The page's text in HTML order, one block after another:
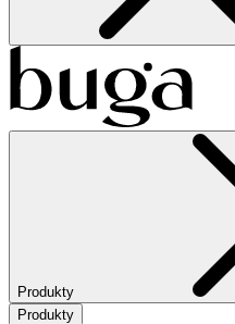
Produkty
Produkty